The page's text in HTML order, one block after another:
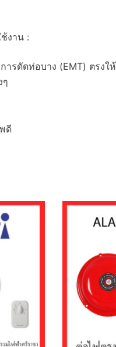
งาน :
รดัดท่อบาง (EMT) ตรงใ
ดี